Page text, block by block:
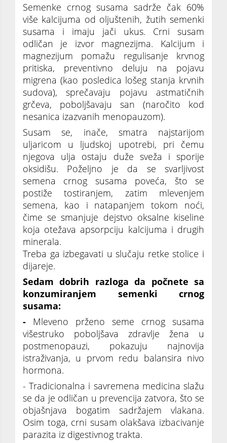
Semenke crnog susama sadrže čak 60%
više kalcijuma od oljuštenih, žutih semenki
susama i imaju jači ukus. Crni susam
odličan je izvor magnezijma. Kalcijum i
magnezijum pomažu regulisanje krvnog
pritiska, preventivno deluju na pojavu
migrena (kao posledica lošeg stanja krvnih
sudova), sprečavaju pojavu astmatičnih
grčeva, poboljšavaju san (naročito kod
nesanica izazvanih menopauzom).
Susam se, inače, smatra najstarijom
uljaricom u ljudskoj upotrebi, pri čemu
njegova ulja ostaju duže sveža i sporije
oksidišu. Poželjno je da se svarljivost
semena crnog susama poveća, što se
postiže tostiranjem, zatim mlevenjem
semena, kao i natapanjem tokom noći,
čime se smanjuje dejstvo oksalne kiseline
koja otežava apsorpciju kalcijuma i drugih
minerala.
Treba ga izbegavati u slučaju retke stolice i
dijareje.
Sedam dobrih razloga da počnete sa
konzumiranjem semenki crnog
susama:
- Mleveno prženo seme crnog susama
višestruko poboljšava zdravlje žena u
postmenopauzi, pokazuju najnovija
istraživanja, u prvom redu balansira nivo
hormona.
- Tradicionalna i savremena medicina slažu
se da je odličan u prevencija zatvora, što se
objašnjava bogatim sadržajem vlakana.
Osim toga, crni susam olakšava izbacivanje
parazita iz digestivnog trakta.